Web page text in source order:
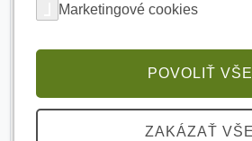
Marketingové cookies
POVOLIŤ
ZAKÁZAŤ